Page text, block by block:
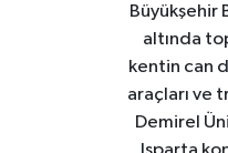
Büyükşehir
altında
kentin can
araçları ve
Demirel